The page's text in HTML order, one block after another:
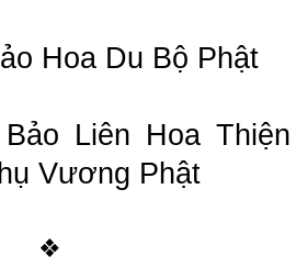
Hoa Du Bộ Phật
Liên Hoa Thiện
Vương Phật
❖